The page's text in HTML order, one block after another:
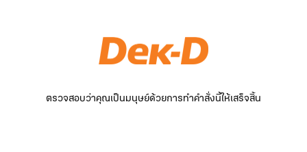
ตรวจสอบว่าคุณเป็นมนุษย์ด้วยการทำคำสั่งนี้ให้เสร็จสิ้น